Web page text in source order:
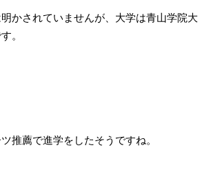
かされていませんが、大学は青山学院大
。
推薦で進学をしたそうですね。